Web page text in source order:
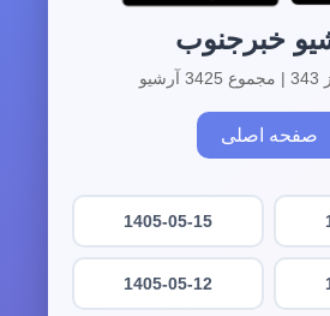
خبرجنوب
صفحه اصلی
1405-05-15
1405-05-12